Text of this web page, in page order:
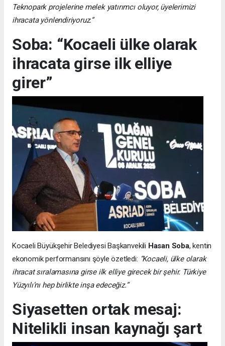
Teknopark projelerine melek yatırımcı oluyor, üyelerimizi
ihracata yönlendiriyoruz.”
Soba: “Kocaeli ülke olarak
ihracata girse ilk elliye
girer”
Kocaeli Büyükşehir Belediyesi Başkanvekili Hasan Soba, kentin
ekonomik performansını şöyle özetledi: “Kocaeli, ülke olarak
ihracat sıralamasına girse ilk elliye girecek bir şehir. Türkiye
Yüzyılı’nı hep birlikte inşa edeceğiz.”
Siyasetten ortak mesaj:
Nitelikli insan kaynağı şart